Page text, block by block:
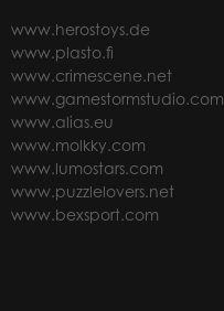
www.herostoys.de
www.plasto.fi
www.crimescene.net
www.gamestormstudio.com
www.alias.eu
www.molkky.com
www.lumostars.com
www.puzzlelovers.net
www.bexsport.com